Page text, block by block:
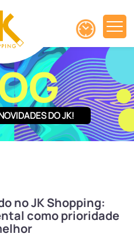
DO JK!
no JK Shopping:
como prioridade